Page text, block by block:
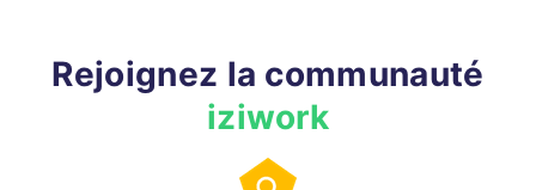
Rejoignez la communauté
iziwork